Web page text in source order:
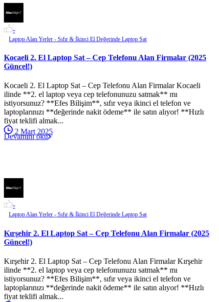
-
Laptop Alan Yerler - Sıfır & İkinci El Değerinde Laptop Sat
Kocaeli 2. El Laptop Sat – Cep Telefonu Alan Firmalar (2025
Güncel!)
Kocaeli 2. El Laptop Sat – Cep Telefonu Alan Firmalar Kocaeli
ilinde **2. el laptop veya cep telefonunuzu satmak** mı
istiyorsunuz? **Efes Bilişim**, sıfır veya ikinci el telefon ve
laptoplarınızı **değerinde nakit ödeme** ile satın alıyor! **Hızlı
fiyat teklifi almak...
2 Mart 2025
Devamını oku
-
Laptop Alan Yerler - Sıfır & İkinci El Değerinde Laptop Sat
Kırşehir 2. El Laptop Sat – Cep Telefonu Alan Firmalar (2025
Güncel!)
Kırşehir 2. El Laptop Sat – Cep Telefonu Alan Firmalar Kırşehir
ilinde **2. el laptop veya cep telefonunuzu satmak** mı
istiyorsunuz? **Efes Bilişim**, sıfır veya ikinci el telefon ve
laptoplarınızı **değerinde nakit ödeme** ile satın alıyor! **Hızlı
fiyat teklifi almak...